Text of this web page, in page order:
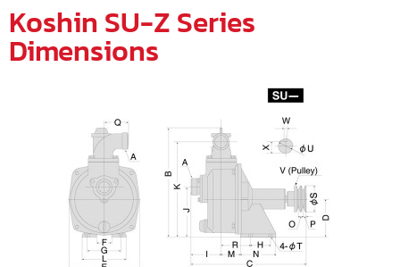
Koshin SU-Z Series
Dimensions